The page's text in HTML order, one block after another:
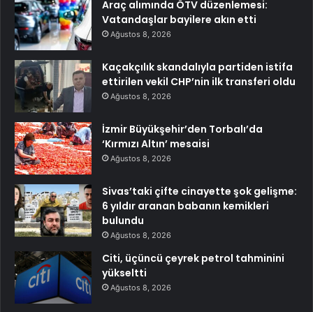
Araç alımında ÖTV düzenlemesi:
Vatandaşlar bayilere akın etti
Ağustos 8, 2026
Kaçakçılık skandalıyla partiden istifa
ettirilen vekil CHP’nin ilk transferi oldu
Ağustos 8, 2026
İzmir Büyükşehir’den Torbalı’da
‘Kırmızı Altın’ mesaisi
Ağustos 8, 2026
Sivas’taki çifte cinayette şok gelişme:
6 yıldır aranan babanın kemikleri
bulundu
Ağustos 8, 2026
Citi, üçüncü çeyrek petrol tahminini
yükseltti
Ağustos 8, 2026